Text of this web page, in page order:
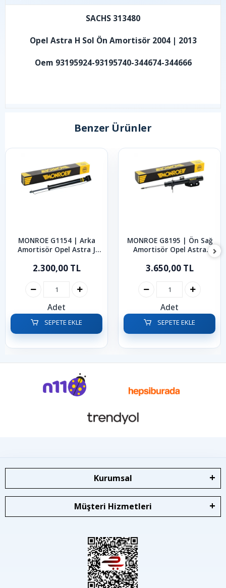
SACHS 313480
Opel Astra H Sol Ön Amortisör 2004 | 2013
Oem 93195924-93195740-344674-344666
Benzer Ürünler
MONROE G1154 | Arka
Amortisör Opel Astra J
2.300,00 TL
Adet
SEPETE EKLE
MONROE G8195 | Ön Sağ
Amortisör Opel Astra
3.650,00 TL
Adet
SEPETE EKLE
Kurumsal
Müşteri Hizmetleri